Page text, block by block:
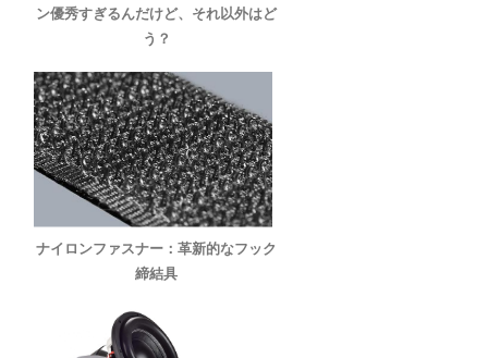
ン優秀すぎるんだけど、それ以外はど
う？
ナイロンファスナー：革新的なフック
締結具